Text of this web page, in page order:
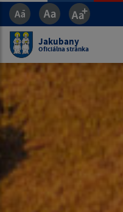
Jakubany
Oficiálna stránka